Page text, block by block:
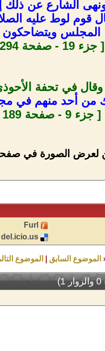
عن ذلك
قوم لوط عليه
المجلس
[ جزء 19 - صفحة 294 ]
وقال في تحفة
ذلك من أحد منهم
[ جزء 9 - صفحة 189 ]
Furl
del.icio.us
الموضوع السابق الموضوع